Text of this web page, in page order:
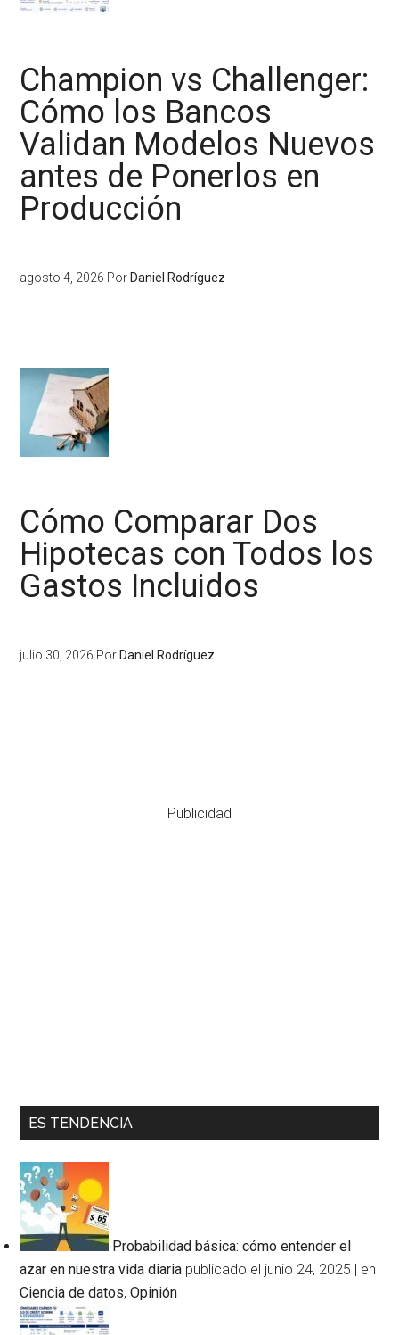
Champion vs Challenger:
Cómo los Bancos
Validan Modelos Nuevos
antes de Ponerlos en
Producción
agosto 4, 2026 PorDaniel Rodríguez
Cómo Comparar Dos
Hipotecas con Todos los
Gastos Incluidos
julio 30, 2026 Por Daniel Rodríguez
Publicidad
ES TENDENCIA
Probabilidad básica: cómo entender el
azar en nuestra vida diaria publicado el junio 24, 2025
en
Ciencia de datos,Opinión